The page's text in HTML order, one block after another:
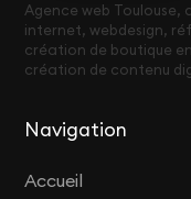
Agence web Toulouse,
internet, webdesign,
création de boutique
création de contenu
Navigation
Accueil